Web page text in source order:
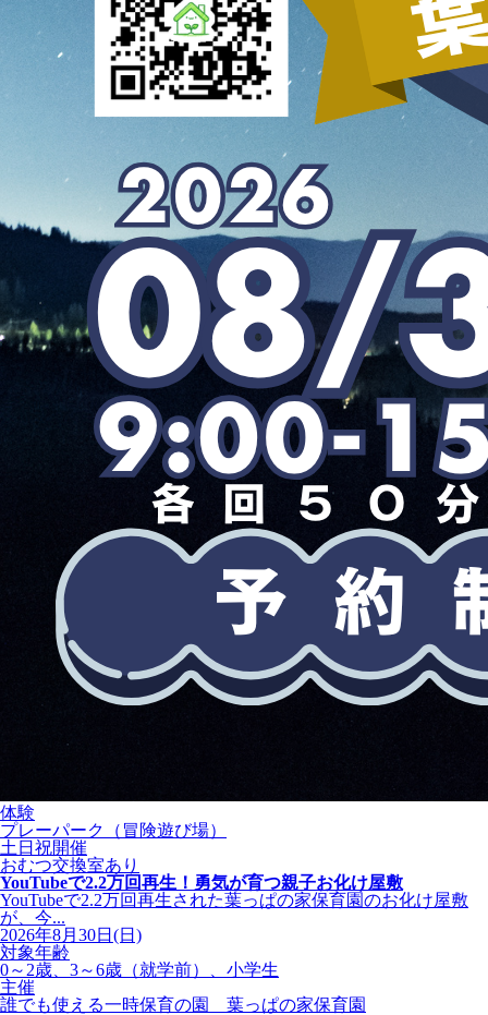
体験
プレーパーク（冒険遊び場）
土日祝開催
おむつ交換室あり
YouTubeで2.2万回再生！勇気が育つ親子お化け屋敷
YouTubeで2.2万回再生された葉っぱの家保育園のお化け屋敷
が、今...
2026年8月30日(日)
対象年齢
0～2歳、3～6歳（就学前）、小学生
主催
誰でも使える一時保育の園 葉っぱの家保育園